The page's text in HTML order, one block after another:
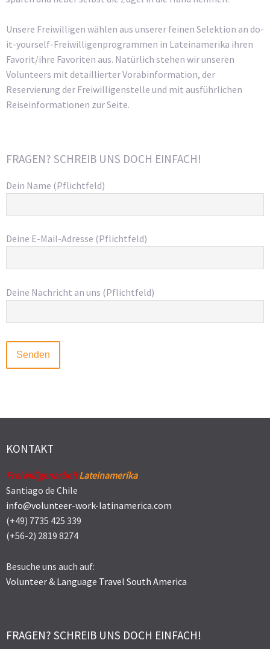
Unsere Freiwilligen wählen aus unserer feinen Selektion an do-
it-yourself-Freiwilligenprogrammen in Lateinamerika ihren
Favorit/ihre Favoriten aus. Natürlich stehen wir unseren
Volunteers mit detaillierter Vorabinformation, der
Reservierung der Freiwilligenstelle und mit ausführlichen
Reiseinformationen zur Seite.
FRAGEN? SCHREIB UNS DOCH EINFACH!
Dein Name (Pflichtfeld)
Deine E-Mail-Adresse (Pflichtfeld)
Deine Nachricht an uns (Pflichtfeld)
KONTAKT
FreiwilligenarbeitLateinamerika
Santiago de Chile
info@volunteer-work-latinamerica.com
(+49) 7735 425 339
(+56-2) 2819 8274
Besuche uns auch auf:
Volunteer & Language Travel South America
FRAGEN? SCHREIB UNS DOCH EINFACH!